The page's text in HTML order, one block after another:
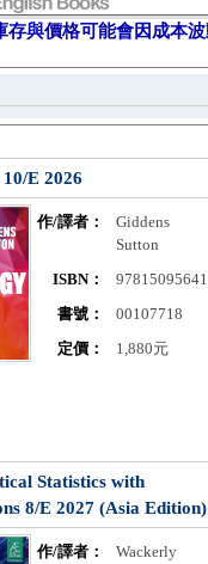
存與價格可能會因成本
E 2026
作/譯者：
Giddens
Sutton
ISBN：
書號：
00107718
定價：
1,880元
Statistics with
8/E 2027 (Asia Edition)
作/譯者：
Wackerly